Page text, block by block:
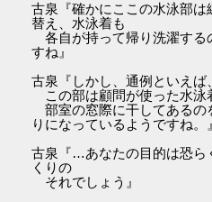
古泉『確かにここの水泳部
替え、水泳着も
各自が持って帰り洗濯する
すね』
古泉『しかし、通例といえば
この部は顧問が使った水泳
部室の窓際に干してあるの
りになっているようですね。』
古泉『…あなたの目的は恐ら
くりの
それでしょう』